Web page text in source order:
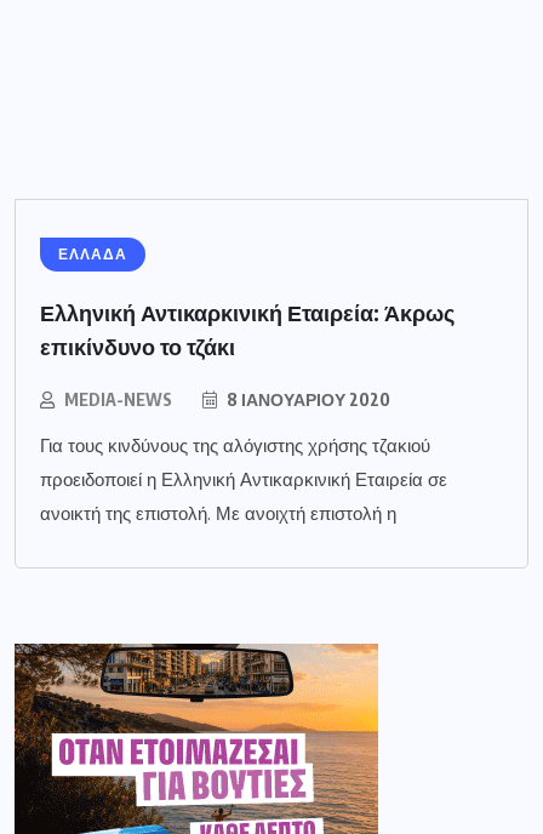
ΕΛΛΑΔΑ
Ελληνική Αντικαρκινική Εταιρεία: Άκρως
επικίνδυνο το τζάκι
MEDIA-NEWS 8 ΙΑΝΟΥΑΡΊΟΥ 2020
Για τους κινδύνους της αλόγιστης χρήσης τζακιού
προειδοποιεί η Ελληνική Αντικαρκινική Εταιρεία σε
ανοικτή της επιστολή. Με ανοιχτή επιστολή η